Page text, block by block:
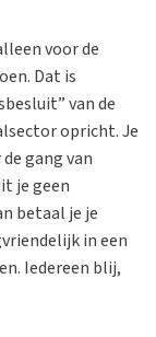
voor de
Dat is
van de
opricht. Je
gang van
je geen
betaal je je
in een
Iedereen blij,